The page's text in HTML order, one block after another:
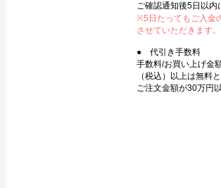
ご確認通知後5日以内
※5日たってもご入金
させていただきます。
● 代引き手数料
手数料/お買い上げ金
（税込）以上は無料
ご注文金額が30万円